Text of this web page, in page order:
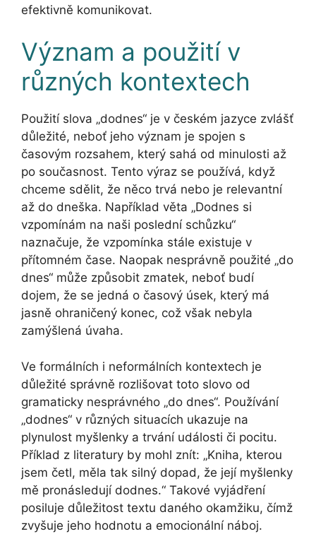
efektivně komunikovat.
Význam a použití v
různých kontextech
Použití slova „dodnes“ je v českém jazyce zvlášť
důležité, neboť jeho význam je spojen s
časovým rozsahem, který sahá od minulosti až
po současnost. Tento výraz se používá, když
chceme sdělit, že něco trvá nebo je relevantní
až do dneška. Například věta „Dodnes si
vzpomínám na naši poslední schůzku“
naznačuje, že vzpomínka stále existuje v
přítomném čase. Naopak nesprávně použité „do
dnes“ může způsobit zmatek, neboť budí
dojem, že se jedná o časový úsek, který má
jasně ohraničený konec, což však nebyla
zamýšlená úvaha.
Ve formálních i neformálních kontextech je
důležité správně rozlišovat toto slovo od
gramaticky nesprávného „do dnes“. Používání
„dodnes“ v různých situacích ukazuje na
plynulost myšlenky a trvání události či pocitu.
Příklad z literatury by mohl znít: „Kniha, kterou
jsem četl, měla tak silný dopad, že její myšlenky
mě pronásledují dodnes.“ Takové vyjádření
posiluje důležitost textu daného okamžiku, čímž
zvyšuje jeho hodnotu a emocionální náboj.